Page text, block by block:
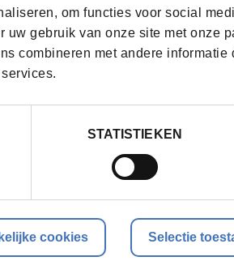
om functies voor social
gebruik van onze site met onze
combineren met andere informatie
STATISTIEKEN
cookies Selectie
van e-learning voor bepaalde
gevraagd worden om modellen mee te
te oefenen. Bij een kortlopende
leren. Cursusmateriaal,
cursistenplatform.